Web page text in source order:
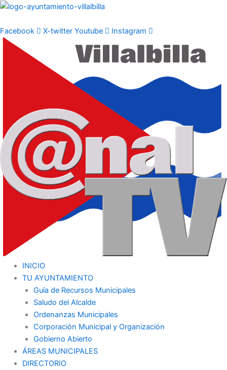
Ir
contenido
Facebook X-twitter Youtube Instagram
INICIO
TU AYUNTAMIENTO
Guía de Recursos Municipales
Saludo del Alcalde
Ordenanzas Municipales
Corporación Municipal y Organización
Gobierno Abierto
ÁREAS MUNICIPALES
DIRECTORIO